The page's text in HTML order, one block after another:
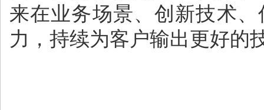
来在业务场景、创新技术
力，持续为客户输出更好的